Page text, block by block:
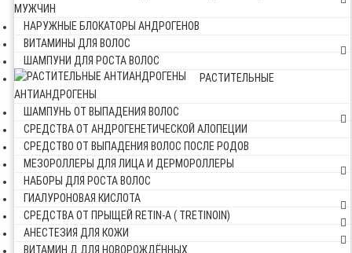
МУЖЧИН
НАРУЖНЫЕ БЛОКАТОРЫ АНДРОГЕНОВ
ВИТАМИНЫ ДЛЯ ВОЛОС
ШАМПУНИ ДЛЯ РОСТА ВОЛОС
РАСТИТЕЛЬНЫЕ
АНТИАНДРОГЕНЫ
ШАМПУНЬ ОТ ВЫПАДЕНИЯ ВОЛОС
СРЕДСТВА ОТ АНДРОГЕНЕТИЧЕСКОЙ АЛОПЕЦИИ
СРЕДСТВО ОТ ВЫПАДЕНИЯ ВОЛОС ПОСЛЕ РОДОВ
МЕЗОРОЛЛЕРЫ ДЛЯ ЛИЦА И ДЕРМОРОЛЛЕРЫ
НАБОРЫ ДЛЯ РОСТА ВОЛОС
ГИАЛУРОНОВАЯ КИСЛОТА
СРЕДСТВА ОТ ПРЫЩЕЙ RETIN-A ( TRETINOIN)
АНЕСТЕЗИЯ ДЛЯ КОЖИ
ВИТАМИН Д ДЛЯ НОВОРОЖДЁННЫХ